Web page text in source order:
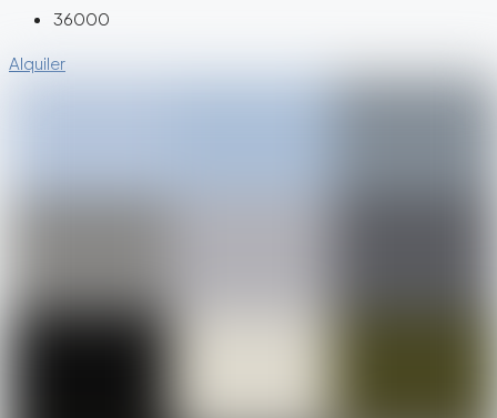
36000
Alquiler